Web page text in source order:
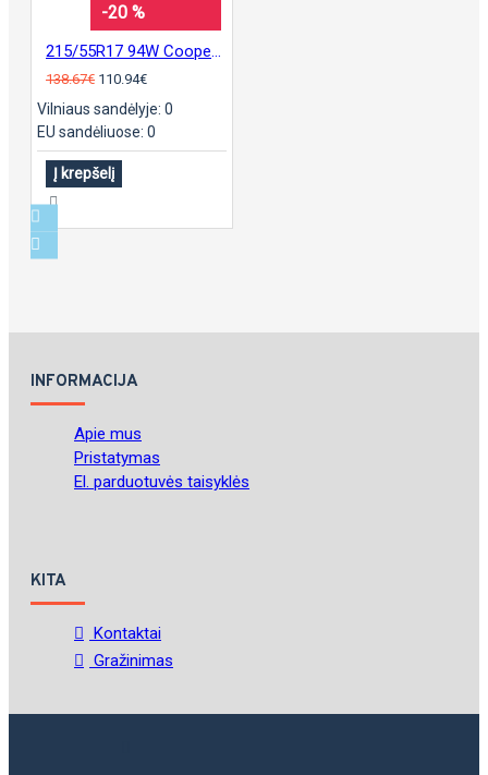
-20 %
138.67€ 110.94€
Vilniaus sandėlyje: 0
EU sandėliuose: 0
Į krepšelį
INFORMACIJA
Apie mus
Pristatymas
El. parduotuvės taisyklės
KITA
Kontaktai
Gražinimas